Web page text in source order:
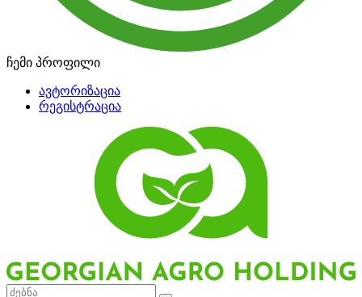
ჩემი პროფილი
ავტორიზაცია
რეგისტრაცია